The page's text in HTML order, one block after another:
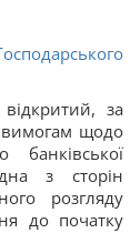
за
вимогам щодо
з сторін
розгляду
до початку